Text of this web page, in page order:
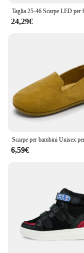
24,29€
6,59€